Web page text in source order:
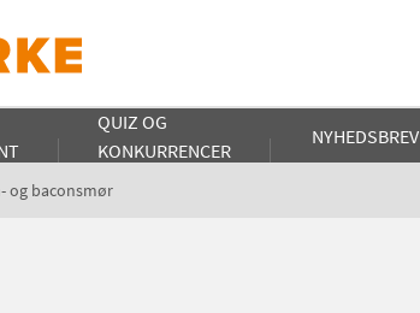
QUIZ OG
KONKURRENCER
NYHEDSBREV
og baconsmør